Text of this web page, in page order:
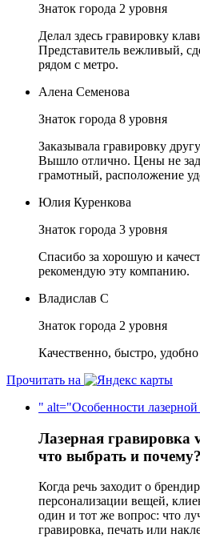
Знаток города 2 уровня
Делал здесь гравировку
Представитель вежливый,
рядом с метро.
Алена Семенова
Знаток города 8 уровня
Заказывала гравировку
Вышло отлично. Цены не
грамотный, расположение
Юлия Куренкова
Знаток города 3 уровня
Спасибо за хорошую и
рекомендую эту компанию.
Владислав С
Знаток города 2 уровня
Качественно, быстро, удобно
Прочитать на
" alt="Особенности
Лазерная гравировка
что выбрать и почему?
Когда речь заходит о
персонализации вещей,
один и тот же вопрос: что
гравировка, печать или